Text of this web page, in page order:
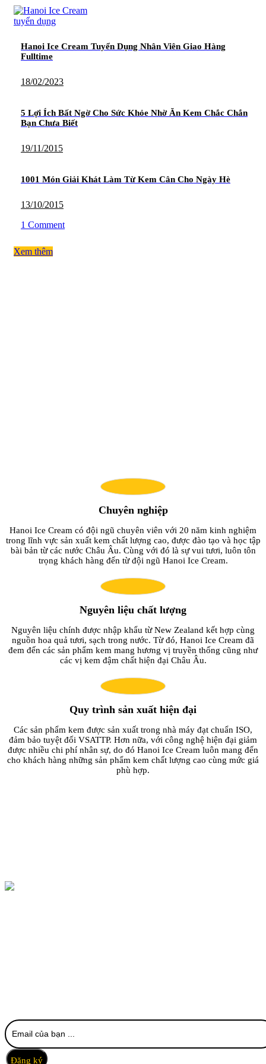
Hanoi Ice Cream Tuyển Dụng Nhân Viên Giao Hàng
Fulltime
18/02/2023
5 Lợi Ích Bất Ngờ Cho Sức Khỏe Nhờ Ăn Kem Chắc Chắn
Bạn Chưa Biết
19/11/2015
1001 Món Giải Khát Làm Từ Kem Cân Cho Ngày Hè
13/10/2015
1 Comment
Xem thêm
Chuyên nghiệp
Hanoi Ice Cream có đội ngũ chuyên viên với 20 năm kinh nghiệm
trong lĩnh vực sản xuất kem chất lượng cao, được đào tạo và học tập
bài bản từ các nước Châu Âu. Cùng với đó là sự vui tươi, luôn tôn
trọng khách hàng đến từ đội ngũ Hanoi Ice Cream.
Nguyên liệu chất lượng
Nguyên liệu chính được nhập khẩu từ New Zealand kết hợp cùng
nguồn hoa quả tươi, sạch trong nước. Từ đó, Hanoi Ice Cream đã
đem đến các sản phẩm kem mang hương vị truyền thống cũng như
các vị kem đậm chất hiện đại Châu Âu.
Quy trình sản xuất hiện đại
Các sản phẩm kem được sản xuất trong nhà máy đạt chuẩn ISO,
đảm bảo tuyệt đối VSATTP. Hơn nữa, với công nghệ hiện đại giảm
được nhiều chi phí nhân sự, do đó Hanoi Ice Cream luôn mang đến
cho khách hàng những sản phẩm kem chất lượng cao cùng mức giá
phù hợp.